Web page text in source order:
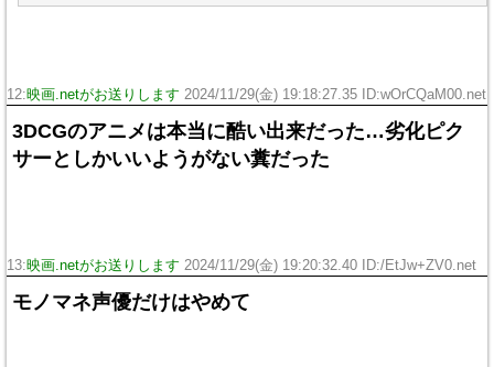
12:映画.netがお送りします 2024/11/29(金) 19:18:27.35 ID:wOrCQaM00.net
3DCGのアニメは本当に酷い出来だった…劣化ピク
サーとしかいいようがない糞だった
13:映画.netがお送りします 2024/11/29(金) 19:20:32.40 ID:/EtJw+ZV0.net
モノマネ声優だけはやめて